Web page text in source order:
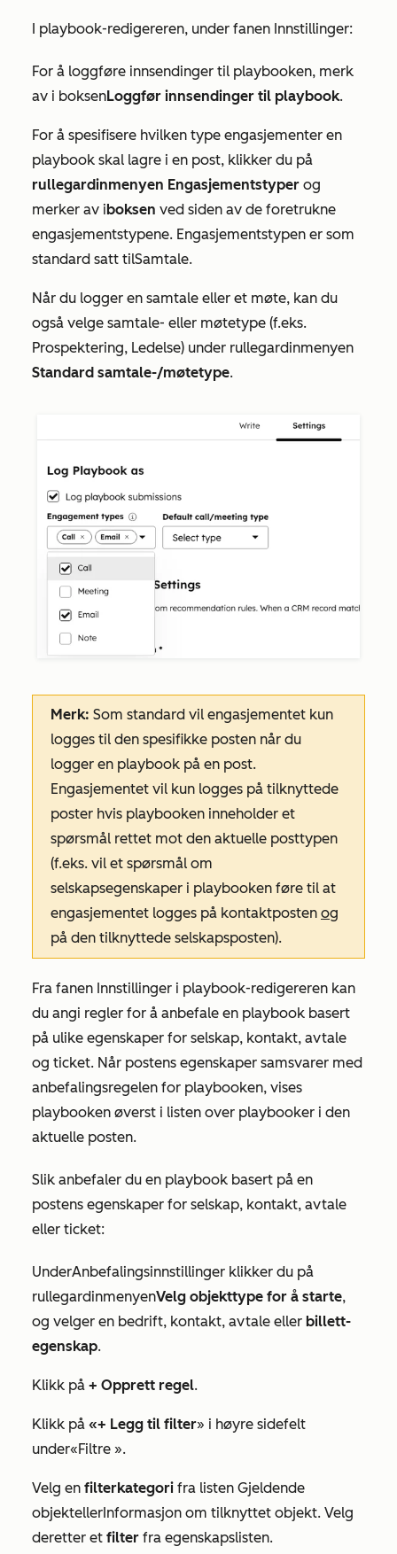
I playbook-redigereren, under fanen Innstillinger:
For å loggføre innsendinger til playbooken, merk
av i boksenLoggfør innsendinger til playbook.
For å spesifisere hvilken type engasjementer en
playbook skal lagre i en post, klikker du på
rullegardinmenyen Engasjementstyper og
merker av iboksen ved siden av de foretrukne
engasjementstypene. Engasjementstypen er som
standard satt tilSamtale.
Når du logger en samtale eller et møte, kan du
også velge samtale- eller møtetype (f.eks.
Prospektering, Ledelse) under rullegardinmenyen
Standard samtale-/møtetype.
Merk: Som standard vil engasjementet kun
logges til den spesifikke posten når du
logger en playbook på en post.
Engasjementet vil kun logges på tilknyttede
poster hvis playbooken inneholder et
spørsmål rettet mot den aktuelle posttypen
(f.eks. vil et spørsmål om
selskapsegenskaper i playbooken føre til at
engasjementet logges på kontaktposten og
på den tilknyttede selskapsposten).
Fra fanen Innstillinger i playbook-redigereren kan
du angi regler for å anbefale en playbook basert
på ulike egenskaper for selskap, kontakt, avtale
og ticket. Når postens egenskaper samsvarer med
anbefalingsregelen for playbooken, vises
playbooken øverst i listen over playbooker i den
aktuelle posten.
Slik anbefaler du en playbook basert på en
postens egenskaper for selskap, kontakt, avtale
eller ticket:
UnderAnbefalingsinnstillinger klikker du på
rullegardinmenyenVelg objekttype for å starte,
og velger en bedrift, kontakt, avtale eller billett-
egenskap.
Klikk på + Opprett regel.
Klikk på «+ Legg til filter» i høyre sidefelt
under«Filtre ».
Velg en filterkategori fra listen Gjeldende
objektellerInformasjon om tilknyttet objekt. Velg
deretter et filter fra egenskapslisten.